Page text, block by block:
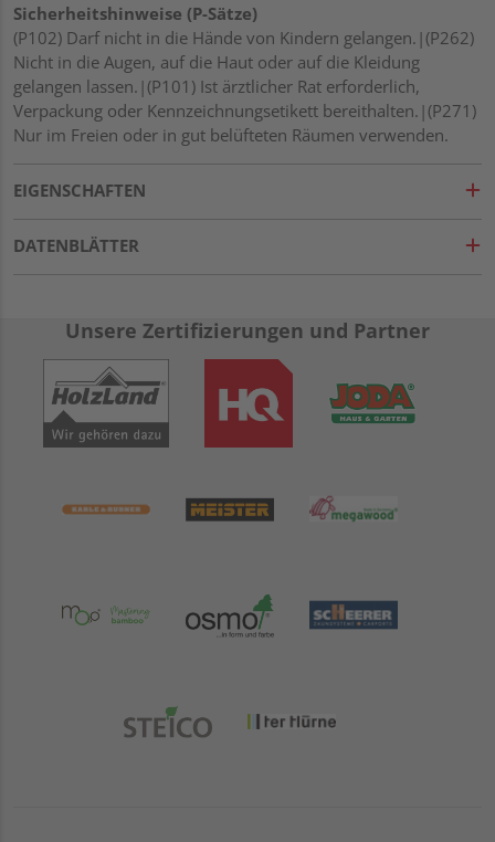
Sicherheitshinweise (P-Sätze)
(P102) Darf nicht in die Hände von Kindern gelangen.|(P262)
Nicht in die Augen, auf die Haut oder auf die Kleidung
gelangen lassen.|(P101) Ist ärztlicher Rat erforderlich,
Verpackung oder Kennzeichnungsetikett bereithalten.|(P271)
Nur im Freien oder in gut belüfteten Räumen verwenden.
EIGENSCHAFTEN
DATENBLÄTTER
Unsere Zertifizierungen und Partner